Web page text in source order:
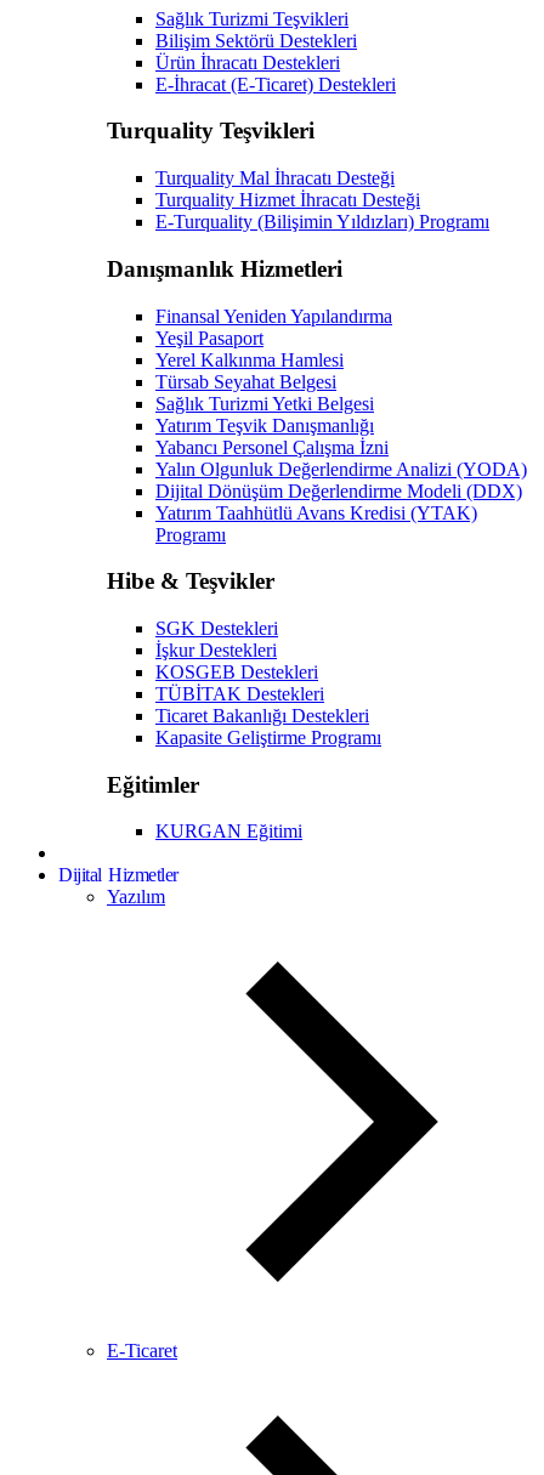
Sağlık Turizmi Teşvikleri
Bilişim Sektörü Destekleri
Ürün İhracatı Destekleri
E-İhracat (E-Ticaret) Destekleri
Turquality Teşvikleri
Turquality Mal İhracatı Desteği
Turquality Hizmet İhracatı Desteği
E-Turquality (Bilişimin Yıldızları) Programı
Danışmanlık Hizmetleri
Finansal Yeniden Yapılandırma
Yeşil Pasaport
Yerel Kalkınma Hamlesi
Türsab Seyahat Belgesi
Sağlık Turizmi Yetki Belgesi
Yatırım Teşvik Danışmanlığı
Yabancı Personel Çalışma İzni
Yalın Olgunluk Değerlendirme Analizi (YODA)
Dijital Dönüşüm Değerlendirme Modeli (DDX)
Yatırım Taahhütlü Avans Kredisi (YTAK)
Programı
Hibe & Teşvikler
SGK Destekleri
İşkur Destekleri
KOSGEB Destekleri
TÜBİTAK Destekleri
Ticaret Bakanlığı Destekleri
Kapasite Geliştirme Programı
Eğitimler
KURGAN Eğitimi
Dijital Hizmetler
Yazılım
E-Ticaret